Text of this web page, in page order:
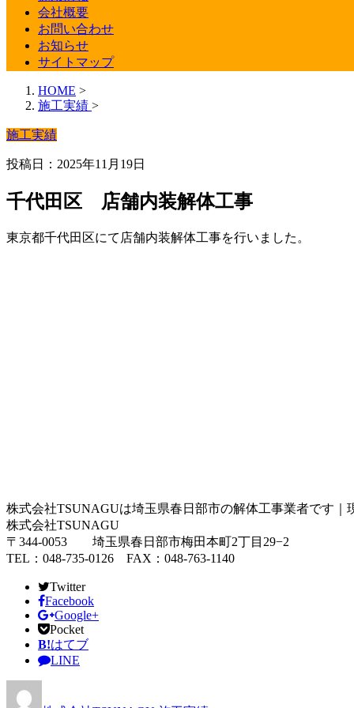
会社概要
お問い合わせ
お知らせ
サイトマップ
HOME >
施工実績 >
施工実績
投稿日：2025年11月19日
千代田区 店舗内装解体工事
東京都千代田区にて店舗内装解体工事を行いました。
株式会社TSUNAGUは埼玉県春日部市の解体工事業者です｜
株式会社TSUNAGU
〒344-0053 埼玉県春日部市梅田本町2丁目29−2
TEL：048-735-0126 FAX：048-763-1140
Twitter
Facebook
Google+
Pocket
B!はてブ
LINE